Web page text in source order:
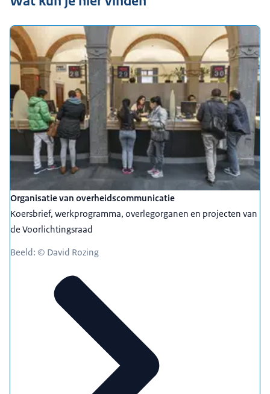
Organisatie van overheidscommunicatie
Koersbrief, werkprogramma, overlegorganen en projecten van
de Voorlichtingsraad
Beeld: © David Rozing